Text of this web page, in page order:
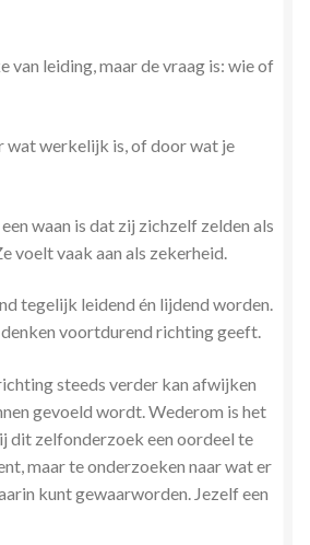
van leiding, maar de vraag is: wie of
wat werkelijk is, of door wat je
waan is dat zij zichzelf zelden als
voelt vaak aan als zekerheid.
tegelijk leidend én lijdend worden.
voortdurend richting geeft.
steeds verder kan afwijken
gevoeld wordt. Wederom is het
dit zelfonderzoek een oordeel te
maar te onderzoeken naar wat er
kunt gewaarworden. Jezelf een